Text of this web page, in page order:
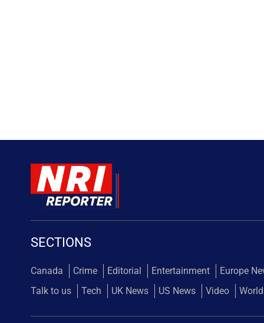
SECTIONS
Canada Crime Editorial Entertainment Europe
Talk to us
Tech UK News US News Video